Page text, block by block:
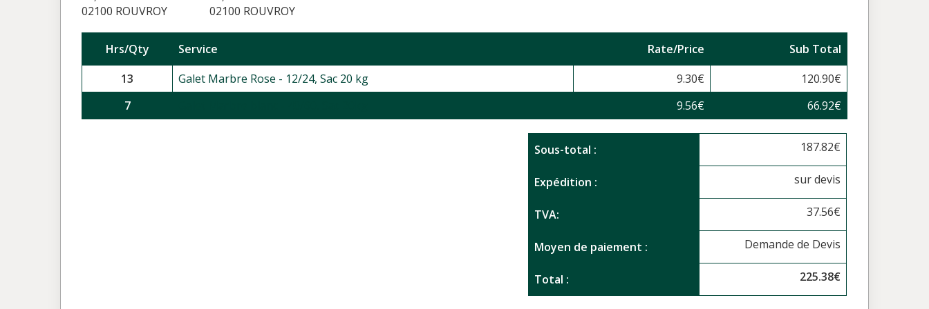
02100 ROUVROY
02100 ROUVROY
Hrs/Qty Service Rate/Price
Sub Total
13
Galet Marbre Rose - 12/24, Sac 20 kg 9.30€ 120.90€
7
9.56€ 66.92€
Sous-total : 187.82€
Expédition : sur devis
TVA: 37.56€
Moyen de paiement : Demande de Devis
Total : 225.38€